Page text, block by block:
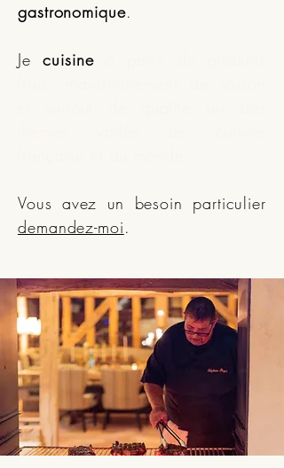
gastronomique.
Jecuisineà partir de produits
Vous avez un besoin particulier
demandez-moi.